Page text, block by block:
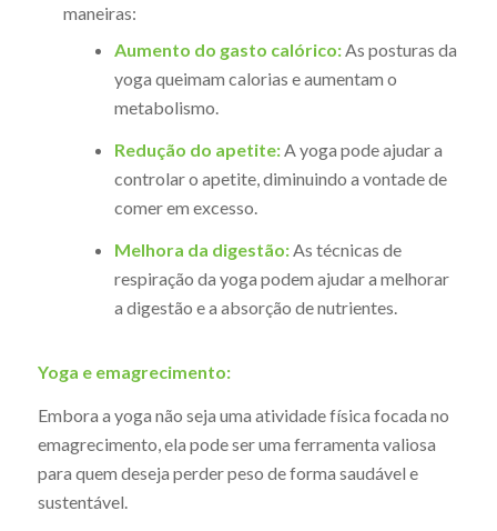
maneiras:
Aumento do gasto calórico:As posturas da
yoga queimam calorias e aumentam o
metabolismo.
Redução do apetite:A yoga pode ajudar a
controlar o apetite, diminuindo a vontade de
comer em excesso.
Melhora da digestão:As técnicas de
respiração da yoga podem ajudar a melhorar
a digestão e a absorção de nutrientes.
Yoga e emagrecimento:
Embora a yoga não seja uma atividade física focada no
emagrecimento, ela pode ser uma ferramenta valiosa
para quem deseja perder peso de forma saudável e
sustentável.